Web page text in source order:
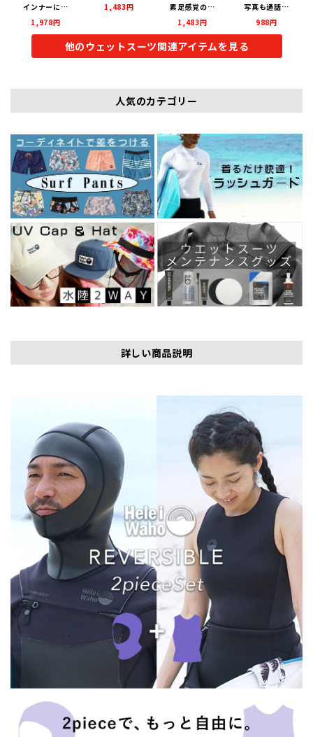
インナーに…
1,978円
1,483円
素足感覚の…
1,483円
写真も通話…
988円
他のウェットスーツ関連アイテムを見る
人気のカテゴリー
詳しい商品説明